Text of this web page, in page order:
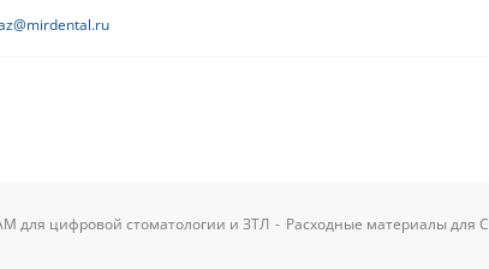
для цифровой стоматологии и ЗТЛ - Расходные материалы для